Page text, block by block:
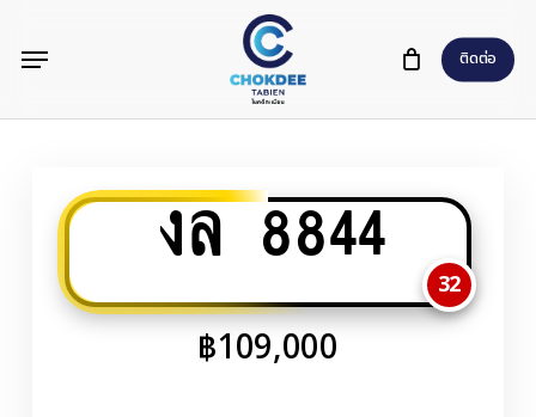
content
ติดต่อ
Menu
งล 8844
32
฿109,000